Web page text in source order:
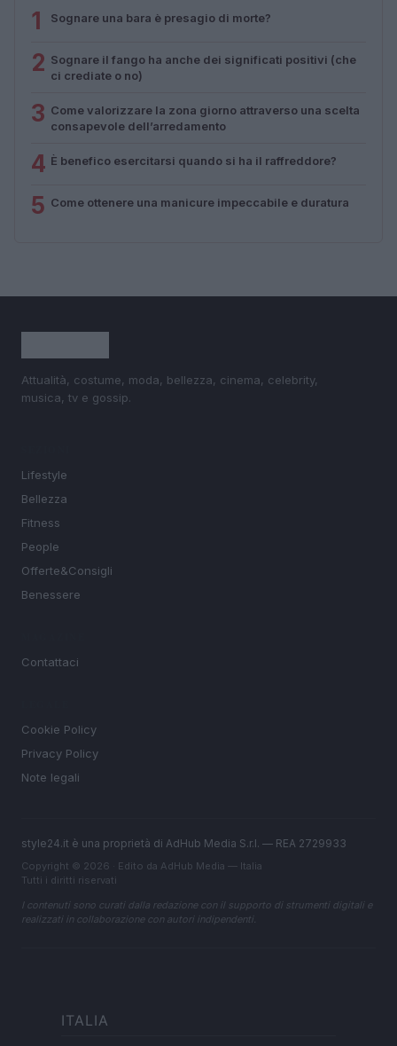
1 Sognare una bara è presagio di morte?
2 Sognare il fango ha anche dei significati positivi (che
ci crediate o no)
3 Come valorizzare la zona giorno attraverso una scelta
consapevole dell’arredamento
4 È benefico esercitarsi quando si ha il raffreddore?
5 Come ottenere una manicure impeccabile e duratura
Attualità, costume, moda, bellezza, cinema, celebrity,
musica, tv e gossip.
Lifestyle
Bellezza
Fitness
People
Offerte&Consigli
Benessere
Contattaci
Cookie Policy
Privacy Policy
Note legali
style24.it è una proprietà di AdHub Media S.r.l. — REA 2729933
Copyright © 2026 · Edito da AdHub Media — Italia
Tutti i diritti riservati
I contenuti sono curati dalla redazione con il supporto di strumenti digitali e
realizzati in collaborazione con autori indipendenti.
ITALIA